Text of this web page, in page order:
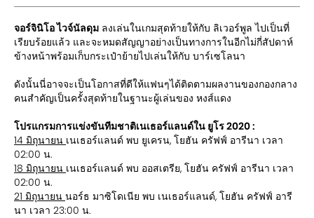
จอร์จินิโอ ไวจ์นัลดุม ลงเล่นในเกมสุดท้ายให้กับ ลิเวอร์พูล ไปเป็นที่
เรียบร้อยแล้ว และจะหมดสัญญาอย่างเป็นทางการในอีกไม่กี่สัปดาห์
ข้างหน้าพร้อมเก็บกระเป๋าย้ายไปเล่นให้กับ บาร์เซโลนา
ดังนั้นนี่อาจจะเป็นโอกาสที่ดีให้แฟนๆได้ติดตามผลงานของกองกลาง
คนสำคัญเป็นครั้งสุดท้ายในฐานะผู้เล่นของ หงส์แดง
โปรแกรมการแข่งขันทีมชาติเนเธอร์แลนด์ใน ยูโร 2020 :
14 มิถุนายน เนเธอร์แลนด์ พบ ยูเครน, โยฮัน ครัฟฟ์ อารีนา เวลา
02:00 น.
18 มิถุนายน เนเธอร์แลนด์ พบ ออสเตรีย, โยฮัน ครัฟฟ์ อารีนา เวลา
02:00 น.
21 มิถุนายน นอร์ธ มาซิโดเนีย พบ เนเธอร์แลนด์, โยฮัน ครัฟฟ์ อารี
นา เวลา 23:00 น.